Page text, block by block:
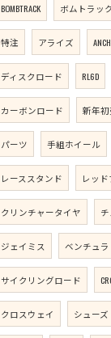
BOMBTRACK ボムトラック
特注 アライズ
ディスクロード RL6D
カーボンロード 新年初
パーツ 手組ホイール
レーススタンド レッ
クリンチャータイヤ
ジェイミス ベンチュラ
サイクリングロード
クロスウェイ シューズ